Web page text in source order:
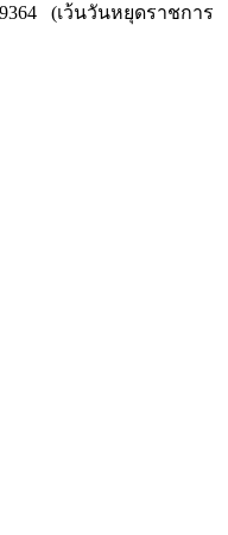
9364 (เว้นวันหยุดราชการ